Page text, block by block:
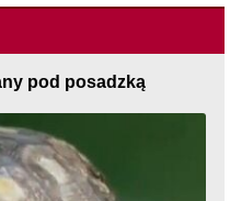
pod posadzką